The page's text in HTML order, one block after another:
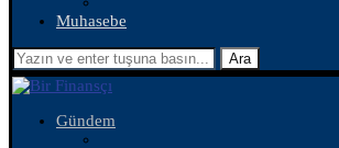
Muhasebe
Ara
Gündem